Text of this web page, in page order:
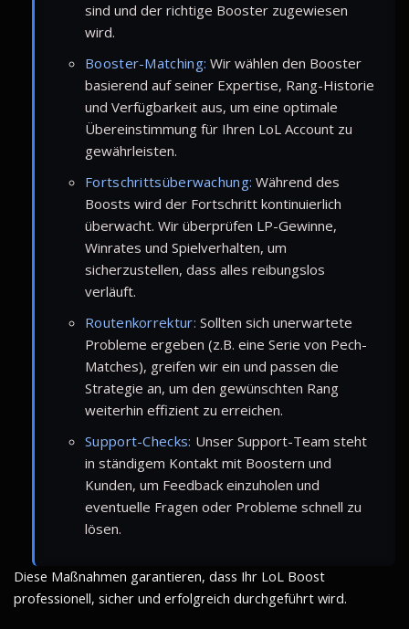
sind und der richtige Booster zugewiesen
wird.
Booster-Matching: Wir wählen den Booster
basierend auf seiner Expertise, Rang-Historie
und Verfügbarkeit aus, um eine optimale
Übereinstimmung für Ihren LoL Account zu
gewährleisten.
Fortschrittsüberwachung: Während des
Boosts wird der Fortschritt kontinuierlich
überwacht. Wir überprüfen LP-Gewinne,
Winrates und Spielverhalten, um
sicherzustellen, dass alles reibungslos
verläuft.
Routenkorrektur: Sollten sich unerwartete
Probleme ergeben (z.B. eine Serie von Pech-
Matches), greifen wir ein und passen die
Strategie an, um den gewünschten Rang
weiterhin effizient zu erreichen.
Support-Checks: Unser Support-Team steht
in ständigem Kontakt mit Boostern und
Kunden, um Feedback einzuholen und
eventuelle Fragen oder Probleme schnell zu
lösen.
Diese Maßnahmen garantieren, dass Ihr LoL Boost
professionell, sicher und erfolgreich durchgeführt wird.